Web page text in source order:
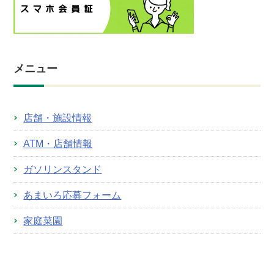
メニュー
店舗・施設情報
ATM・店舗情報
ガソリンスタンド
あまいろ応募フォーム
家庭菜園